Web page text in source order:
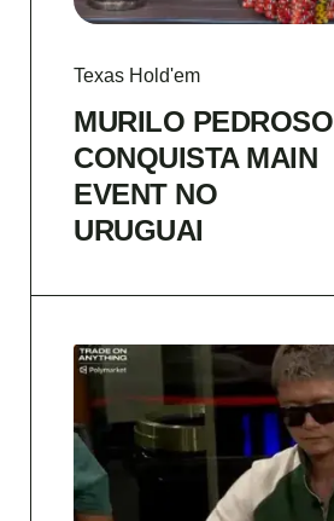
Texas Hold'em
MURILO PEDROSO
CONQUISTA MAIN
EVENT NO
URUGUAI